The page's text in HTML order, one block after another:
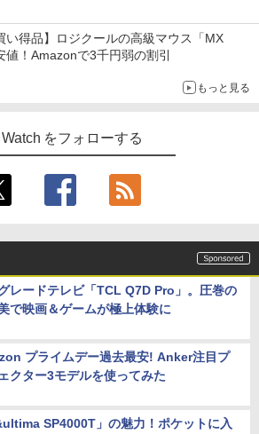
い得品】ロジクールの高級マウス「MX
！Amazonで3千円弱の割引
もっと見る
をフォローする
レードテレビ「TCL Q7D Pro」。圧巻の
で映画＆ゲームが極上体験に
プライムデー過去最安! Anker注目プ
クター3モデルを使ってみた
SP4000T」の魅力！ポケットに入